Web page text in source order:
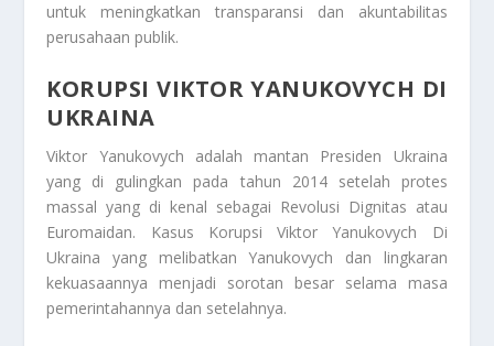
untuk meningkatkan transparansi dan akuntabilitas
perusahaan publik.
KORUPSI VIKTOR YANUKOVYCH DI
UKRAINA
Viktor Yanukovych adalah mantan Presiden Ukraina
yang di gulingkan pada tahun 2014 setelah protes
massal yang di kenal sebagai Revolusi Dignitas atau
Euromaidan. Kasus
Korupsi Viktor Yanukovych Di
Ukraina yang melibatkan Yanukovych dan lingkaran
kekuasaannya menjadi sorotan besar selama masa
pemerintahannya dan setelahnya.